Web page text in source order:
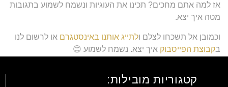
אז למה אתם מחכים? תכינו את העוגיות ונשמח לשמוע בתגובות
מטה איך יצא.
וכמובן אל תשכחו לצלם ולתייג אותנו באינסטגרם או לרשום לנו
בקבוצת הפייסבוק איך יצא. נשמח לשמוע 😊
קטגוריות מובילות: